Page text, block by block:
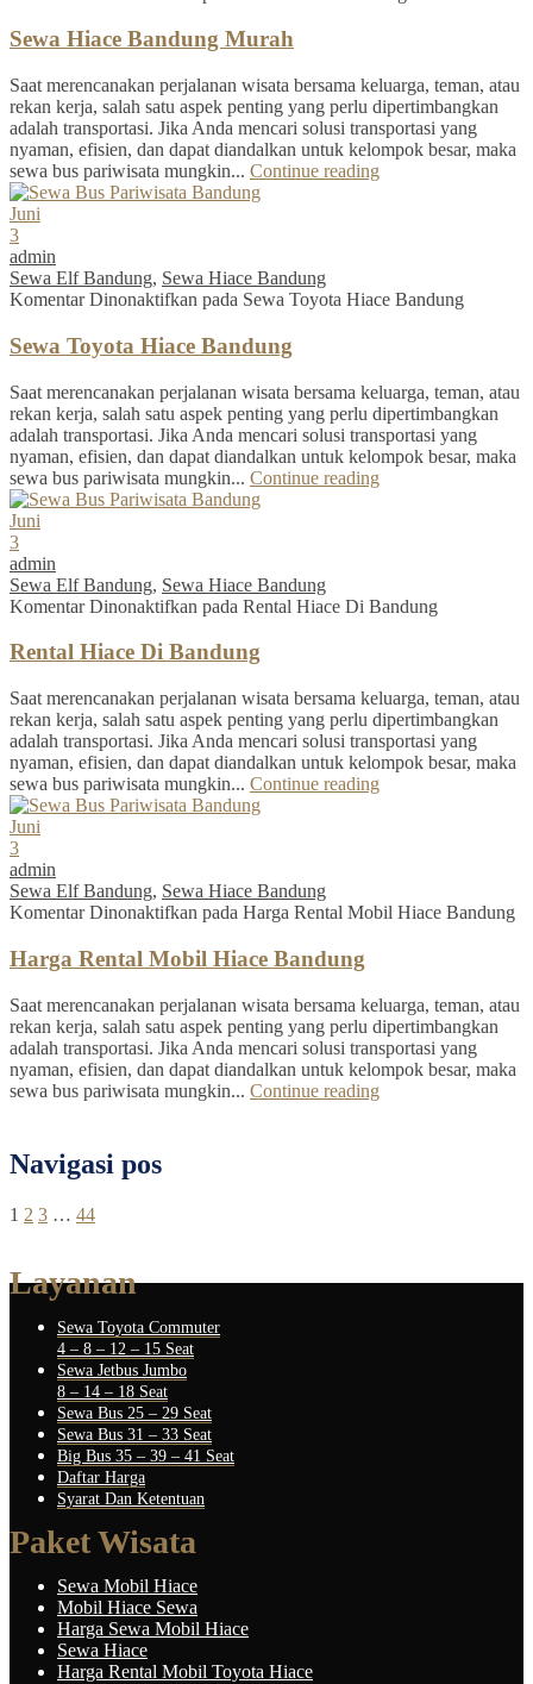
Sewa Hiace Bandung Murah
Saat merencanakan perjalanan wisata bersama keluarga, teman, atau
rekan kerja, salah satu aspek penting yang perlu dipertimbangkan
adalah transportasi. Jika Anda mencari solusi transportasi yang
nyaman, efisien, dan dapat diandalkan untuk kelompok besar, maka
sewa bus pariwisata mungkin... Continue reading
Juni
3
admin
Sewa Elf Bandung, Sewa Hiace Bandung
Komentar Dinonaktifkan pada Sewa Toyota Hiace Bandung
Sewa Toyota Hiace Bandung
Saat merencanakan perjalanan wisata bersama keluarga, teman, atau
rekan kerja, salah satu aspek penting yang perlu dipertimbangkan
adalah transportasi. Jika Anda mencari solusi transportasi yang
nyaman, efisien, dan dapat diandalkan untuk kelompok besar, maka
sewa bus pariwisata mungkin... Continue reading
Juni
3
admin
Sewa Elf Bandung, Sewa Hiace Bandung
Komentar Dinonaktifkan pada Rental Hiace Di Bandung
Rental Hiace Di Bandung
Saat merencanakan perjalanan wisata bersama keluarga, teman, atau
rekan kerja, salah satu aspek penting yang perlu dipertimbangkan
adalah transportasi. Jika Anda mencari solusi transportasi yang
nyaman, efisien, dan dapat diandalkan untuk kelompok besar, maka
sewa bus pariwisata mungkin... Continue reading
Juni
3
admin
Sewa Elf Bandung, Sewa Hiace Bandung
Komentar Dinonaktifkan pada Harga Rental Mobil Hiace Bandung
Harga Rental Mobil Hiace Bandung
Saat merencanakan perjalanan wisata bersama keluarga, teman, atau
rekan kerja, salah satu aspek penting yang perlu dipertimbangkan
adalah transportasi. Jika Anda mencari solusi transportasi yang
nyaman, efisien, dan dapat diandalkan untuk kelompok besar, maka
sewa bus pariwisata mungkin... Continue reading
Navigasi pos
1 2 3 … 44
Layanan
Sewa Toyota Commuter
4 – 8 – 12 – 15 Seat
Sewa Jetbus Jumbo
8 – 14 – 18 Seat
Sewa Bus 25 – 29 Seat
Sewa Bus 31 – 33 Seat
Big Bus 35 – 39 – 41 Seat
Daftar Harga
Syarat Dan Ketentuan
Paket Wisata
Sewa Mobil Hiace
Mobil Hiace Sewa
Harga Sewa Mobil Hiace
Sewa Hiace
Harga Rental Mobil Toyota Hiace